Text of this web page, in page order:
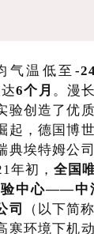
气温低至 -
6个月 。漫
验创造了优
起，德国博
典埃特姆公
年初， 全国
中心——中
司
（以下简
寒环境下机